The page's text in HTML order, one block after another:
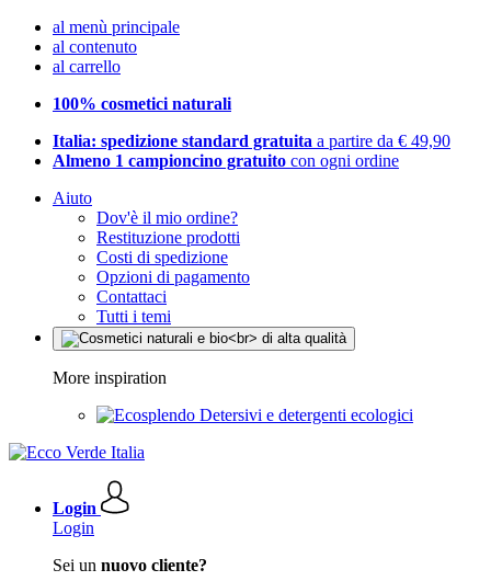
al menù principale
al contenuto
al carrello
100% cosmetici naturali
Italia: spedizione standard gratuita a partire da € 49,90
Almeno 1 campioncino gratuito con ogni ordine
Aiuto
Dov'è il mio ordine?
Restituzione prodotti
Costi di spedizione
Opzioni di pagamento
Contattaci
Tutti i temi
More inspiration
Detersivi e detergenti ecologici
Login
Login
Sei un nuovo cliente?